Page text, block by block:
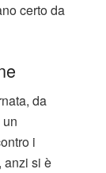
certo da
da
i
anzi si è